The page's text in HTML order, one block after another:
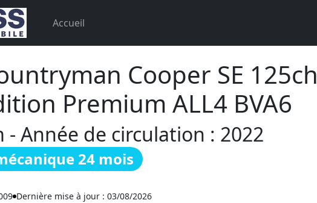
Accueil
Cooper SE
Premium ALL4 BVA6
- Année de circulation : 2022
24 mois
Dernière mise à jour : 03/08/2026